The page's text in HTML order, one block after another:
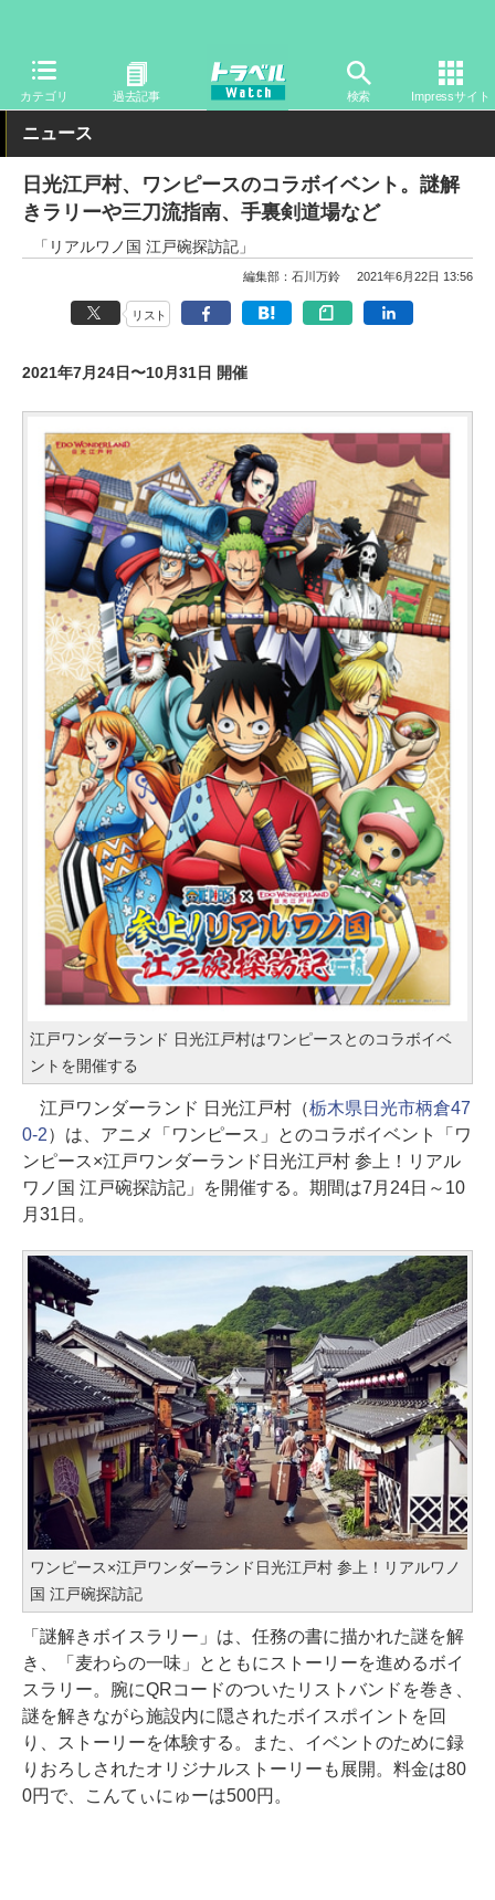
カテゴリ 過去記事 検索 Impressサイト
トラベル Watch 旅の情報 観光地
ニュース
日光江戸村、ワンピースのコラボイベント。謎解
きラリーや三刀流指南、手裏剣道場など
「リアルワノ国 江戸碗探訪記」
編集部：石川万鈴 2021年6月22日 13:56
リスト
2021年7月24日〜10月31日 開催
江戸ワンダーランド 日光江戸村はワンピースとのコラボイベ
ントを開催する
江戸ワンダーランド 日光江戸村（栃木県日光市柄倉47
0-2）は、アニメ「ワンピース」とのコラボイベント「ワ
ンピース×江戸ワンダーランド日光江戸村 参上！リアル
ワノ国 江戸碗探訪記」を開催する。期間は7月24日～10
月31日。
ワンピース×江戸ワンダーランド日光江戸村 参上！リアルワノ
国 江戸碗探訪記
「謎解きボイスラリー」は、任務の書に描かれた謎を解
き、「麦わらの一味」とともにストーリーを進めるボイ
スラリー。腕にQRコードのついたリストバンドを巻き、
謎を解きながら施設内に隠されたボイスポイントを回
り、ストーリーを体験する。また、イベントのために録
りおろしされたオリジナルストーリーも展開。料金は80
0円で、こんてぃにゅーは500円。